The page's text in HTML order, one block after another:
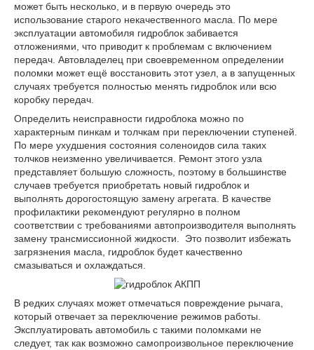
может быть несколько, и в первую очередь это
использование старого некачественного масла. По мере
эксплуатации автомобиля гидроблок забивается
отложениями, что приводит к проблемам с включением
передач. Автовладелец при своевременном определении
поломки может ещё восстановить этот узел, а в запущенных
случаях требуется полностью менять гидроблок или всю
коробку передач.
Определить неисправности гидроблока можно по
характерным пинкам и толчкам при переключении ступеней.
По мере ухудшения состояния соленоидов сила таких
толчков неизменно увеличивается. Ремонт этого узла
представляет большую сложность, поэтому в большинстве
случаев требуется приобретать новый гидроблок и
выполнять дорогостоящую замену агрегата. В качестве
профилактики рекомендуют регулярно в полном
соответствии с требованиями автопроизводителя выполнять
замену трансмиссионной жидкости. Это позволит избежать
загрязнения масла, гидроблок будет качественно
смазываться и охлаждаться.
В редких случаях может отмечаться повреждение рычага,
который отвечает за переключение режимов работы.
Эксплуатировать автомобиль с такими поломками не
следует, так как возможно самопроизвольное переключение